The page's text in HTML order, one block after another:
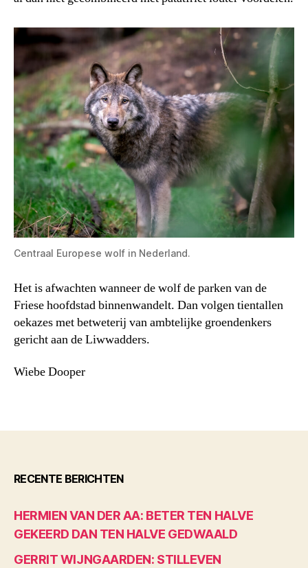
Centraal Europese wolf in Nederland.
Het is afwachten wanneer de wolf de parken van de
Friese hoofdstad binnenwandelt. Dan volgen tientallen
oekazes met betweterij van ambtelijke groendenkers
gericht aan de Liwwadders.
Wiebe Dooper
RECENTE BERICHTEN
HERMIEN VAN DER AA: BETER TEN HALVE
GEKEERD DAN TEN HALVE GEDWAALD
GERRIT WIJNGAARDEN: STILLEVEN